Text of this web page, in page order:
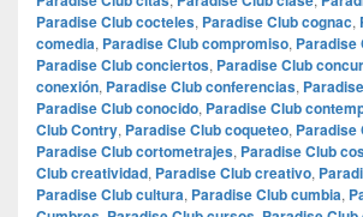
Paradise Club cocteles, Paradise Club cognac,
comedia, Paradise Club compromiso, Paradise
Paradise Club conciertos, Paradise Club
conexión, Paradise Club conferencias,
Paradise Club conocido, Paradise Club
Club Contry, Paradise Club coqueteo, Paradise
Paradise Club cortometrajes, Paradise Club
Club creatividad, Paradise Club creativo,
Paradise Club cultura, Paradise Club cumbia,